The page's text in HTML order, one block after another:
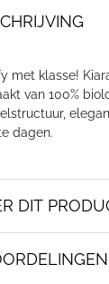
met klasse!
van 100%
dagen.
DIT